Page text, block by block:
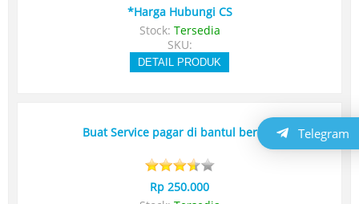
*Harga Hubungi CS
Stock: Tersedia
SKU:
DETAIL PRODUK
Buat Service pagar di bantul berbag
Rp 250.000
Telegram